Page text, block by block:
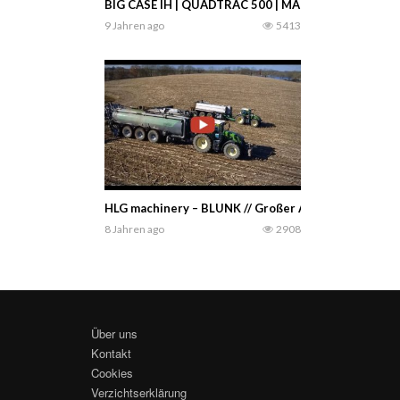
BIG CASE IH | QUADTRAC 500 | MAGNUM 380
9 Jahren ago 5413
HLG machinery – BLUNK // Großer Arbeitstag //
8 Jahren ago 2908
Über uns
Kontakt
Cookies
Verzichtserklärung